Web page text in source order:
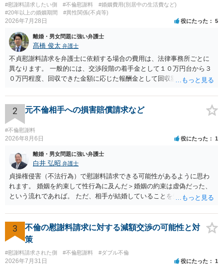
#慰謝料請求したい側 #不倫慰謝料
#婚姻費用(別居中の生活費など)
#20年以上の婚姻期間
#異性関係(不貞等)
2026年7月28日 役にたった 5
離婚・男女問題に強い弁護士
髙橋 俊太 弁護士
不貞慰謝料請求を弁護士に依頼する場合の費用は、法律事務所ごとに
異なります。 一般的には、交渉段階の着手金として１０万円台から３
０万円程度、回収できた金額に応じた報酬金として回収額の１０％か
には、追加着手金や日当、実費が発生することもあります。 もっと
も、証拠が十分にあるか、相手方の住所・勤務先が分かるか、慰謝料
額、離婚の有無、交渉で終わるか訴訟まで見込むかによって、費用は
変わり得ます。依頼前に、交渉だけの場合、訴訟になった場合、回収
できなかった場合の費用を確認しておくとよいでしょう。 弁護士選び
通しを過度に楽観的に言い過ぎないか、質問に具体的に答えてくれる
か、連絡方法（メール、電話、弁護士直接か事務局員を介するかな
ど）や対応スピードが合うかを確認するとよいと思います。いずれに
しましても、弁護士への相談・依頼にあたっては、証拠資料、夫と相
手方の関係、相手方の氏名・住所等、夫婦関係への影響、離婚予定の
2 元不倫相手への損害賠償請求など
#不倫慰謝料
2026年8月6日 役にたった 1
離婚・男女問題に強い弁護士
白井 弘昭 弁護士
貞操権侵害（不法行為）で慰謝料請求できる可能性があるように思わ
れます。 婚姻を約束して性行為に及んだ＞婚姻の約束は虚偽だった、
という流れであれば。 ただ、相手が結婚していることを知って行為に
性も認められそうですので、あまり慰謝料は高額にならないように思
われます。 一度、最寄りの弁護士に相談してみてください。
3
不倫の慰謝料請求に対する減額交渉の可能性と対
策
#慰謝料請求された側 #不倫慰謝料 #ダブル不倫
2026年7月31日 役にたった 1